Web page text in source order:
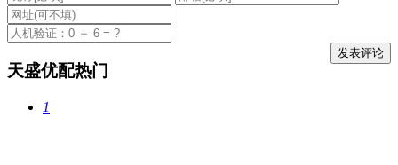
天盛优配热门
1